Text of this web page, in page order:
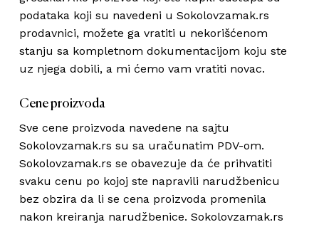
podataka koji su navedeni u Sokolovzamak.rs
prodavnici, možete ga vratiti u nekorišćenom
stanju sa kompletnom dokumentacijom koju ste
uz njega dobili, a mi ćemo vam vratiti novac.
Cene proizvoda
Sve cene proizvoda navedene na sajtu
Sokolovzamak.rs su sa uračunatim PDV-om.
Sokolovzamak.rs se obavezuje da će prihvatiti
svaku cenu po kojoj ste napravili narudžbenicu
bez obzira da li se cena proizvoda promenila
nakon kreiranja narudžbenice. Sokolovzamak.rs